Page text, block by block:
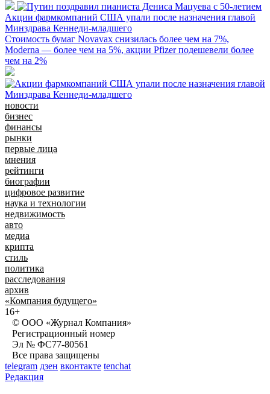
Акции фармкомпаний США упали после назначения главой
Минздрава Кеннеди-младшего
Стоимость бумаг Novavax снизилась более чем на 7%,
Moderna — более чем на 5%, акции Pfizer подешевели более
чем на 2%
новости
бизнес
финансы
рынки
первые лица
мнения
рейтинги
биографии
цифровое развитие
наука и технологии
недвижимость
авто
медиа
крипта
стиль
политика
расследования
архив
«Компания будущего»
16+
© ООО «Журнал Компания»
Регистрационный номер
Эл № ФС77-80561
Все права защищены
telegram дзен вконтакте tenchat
Редакция